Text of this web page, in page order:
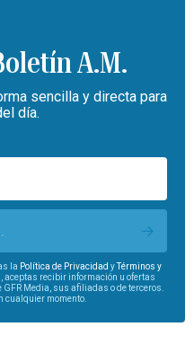
A.M.
sencilla y directa para
día.
la Política de Privacidad y
Términos y
aceptas recibir información u ofertas
Media, sus afiliadas o de terceros.
cualquier momento.